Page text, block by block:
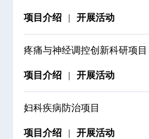
项目介绍 开展活动
疼痛与神经调控创新科研项目
项目介绍 开展活动
妇科疾病防治项目
项目介绍 开展活动